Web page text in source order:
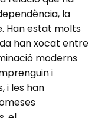
la
Han estat molts
han xocat entre
moderns
i
i les han